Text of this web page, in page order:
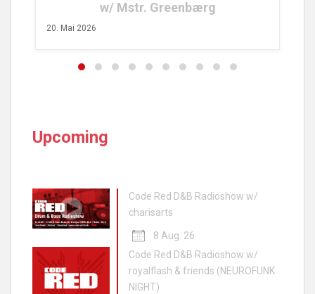
Upcoming
Code Red D&B Radioshow w/
charisarts
8 Aug. 26
Code Red D&B Radioshow w/
royalflash & friends (NEUROFUNK
NIGHT)